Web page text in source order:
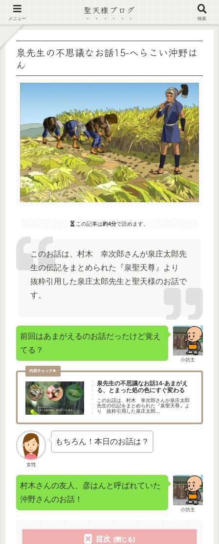
【注意喚起】偽サイト及び偽情報に注意 ▶確認する◀
泉先生の不思議なお話15-へらこい沖野は
ん
この記事は約4分で読めます。
このお話は、村木 幸次郎さんが泉庄太郎先
生の伝記をまとめられた『泉聖天尊』より
抜粋引用した泉庄太郎先生と聖天様のお話で
す。
小坊主
前回はあまがえるのお話だったけど覚え
てる？
泉先生の不思議なお話14-あまがえ
る、とまった処の色にすぐ変わる
このお話は、村木 幸次郎さんが泉庄太郎
先生の伝記をまとめられた『泉聖天尊』よ
り 抜粋引用した泉庄太郎...
女性
もちろん！本日のお話は？
小坊主
村木さんの友人、彦はんと呼ばれていた
沖野さんのお話！
目次
メニュー
聖天様ブログ
検索